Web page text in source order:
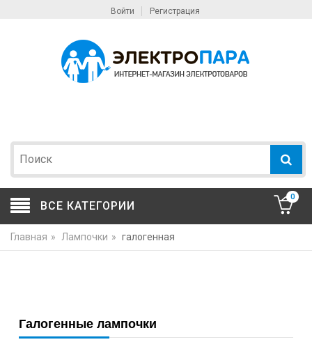
Войти Регистрация
ВСЕ КАТЕГОРИИ
0
Главная » Лампочки » галогенная
Галогенные лампочки